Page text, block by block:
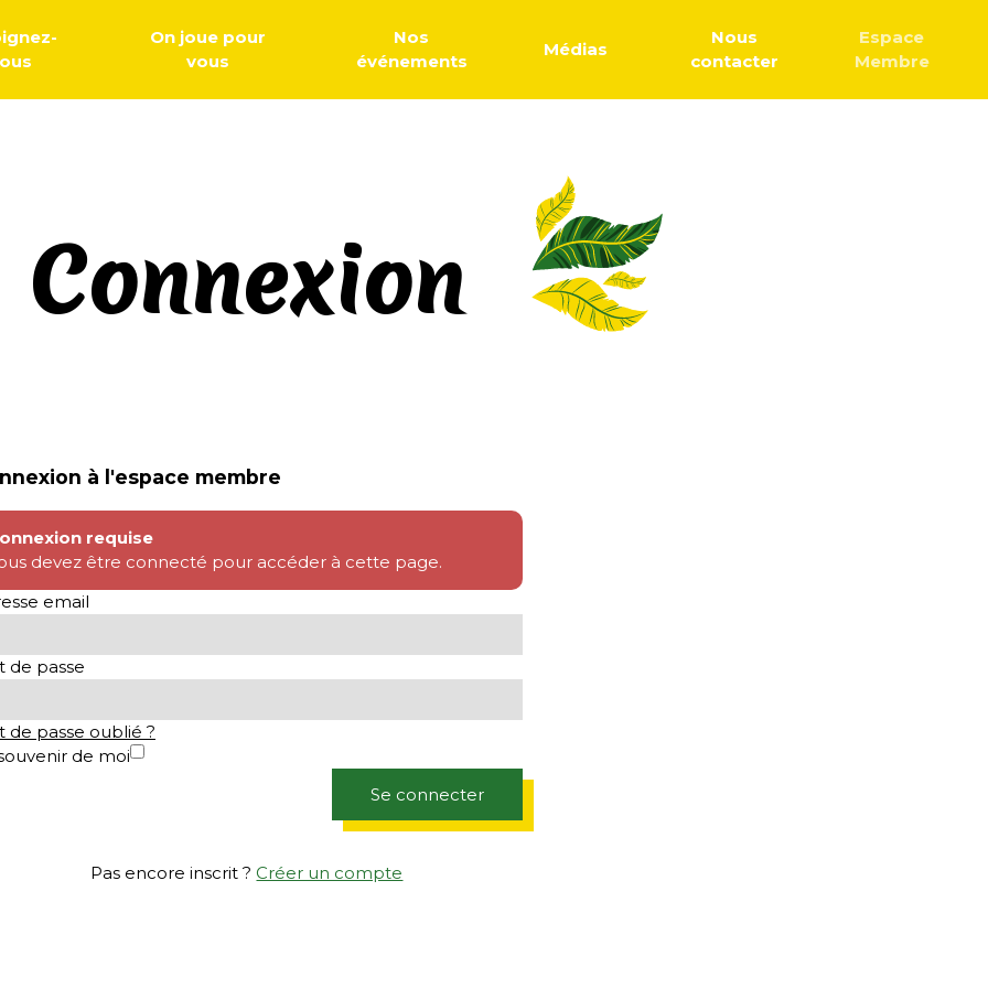
On joue pour
vous
Nos
événements
Médias
Nous
contacter
Espace
Membre
Connexion
à l'espace membre
requise
devez être connecté pour accéder à cette page.
email
de passe
de passe oublié ?
de moi
Se connecter
Pas encore inscrit ? Créer un compte